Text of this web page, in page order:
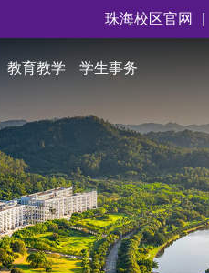
珠海校区官网 |
教育教学 学生事务